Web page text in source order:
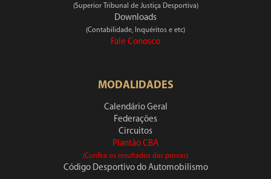
(Superior Tribunal de Justiça Desportiva)
Downloads
(Contabilidade, Inquéritos e etc)
Fale Conosco
MODALIDADES
Calendário Geral
Federações
Circuitos
Plantão CBA
(Confira os resultados das provas)
Código Desportivo do Automobilismo